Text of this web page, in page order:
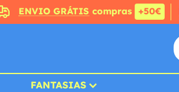
ENVIO GRÁTIS compras +50€
FANTASIAS